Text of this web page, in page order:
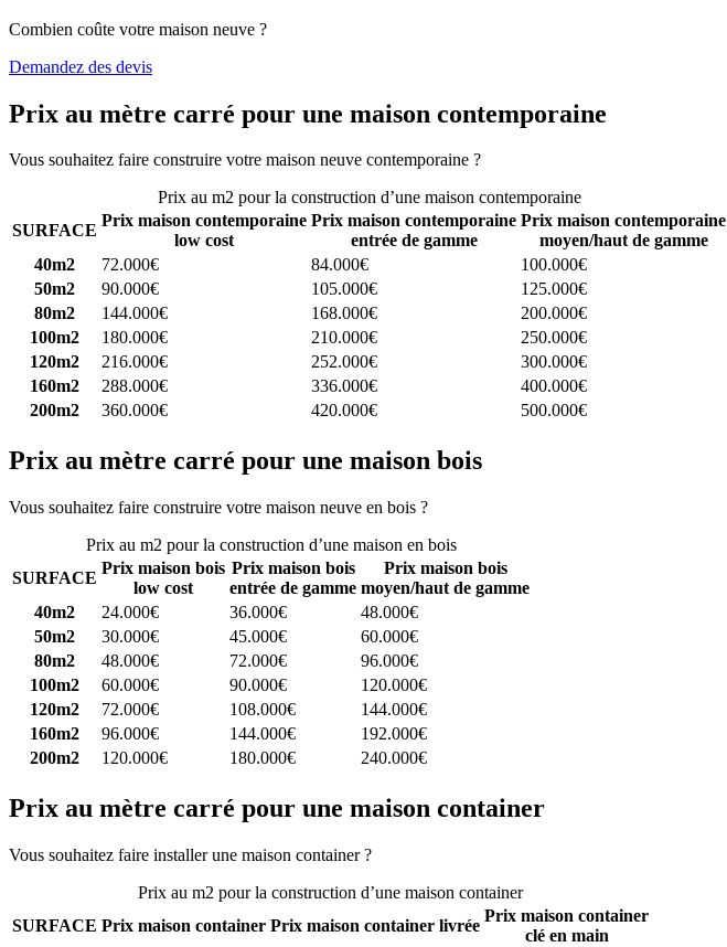
Combien coûte votre maison neuve ?
Demandez des devis
Prix au mètre carré pour une maison contemporaine
Vous souhaitez faire construire votre maison neuve contemporaine ?
Prix au m2 pour la construction d’une maison contemporaine
SURFACE
Prix maison contemporaine
low cost
Prix maison contemporaine
entrée de gamme
Prix maison contemporaine
moyen/haut de gamme
40m2
72.000€ 84.000€
100.000€
50m2
90.000€ 105.000€
125.000€
80m2
144.000€ 168.000€
200.000€
100m2
180.000€ 210.000€
250.000€
120m2
216.000€ 252.000€
300.000€
160m2
288.000€ 336.000€
400.000€
200m2
360.000€ 420.000€ 500.000€
Prix au mètre carré pour une maison bois
Vous souhaitez faire construire votre maison neuve en bois ?
Prix au m2 pour la construction d’une maison en bois
SURFACE
Prix maison bois
low cost
Prix maison bois
entrée de gamme
Prix maison bois
moyen/haut de gamme
40m2
24.000€ 36.000€
48.000€
50m2
30.000€ 45.000€
60.000€
80m2
48.000€ 72.000€
96.000€
100m2
60.000€ 90.000€
120.000€
120m2
72.000€ 108.000€
144.000€
160m2
96.000€ 144.000€
192.000€
200m2
120.000€ 180.000€ 240.000€
Prix au mètre carré pour une maison container
Vous souhaitez faire installer une maison container ?
Prix au m2 pour la construction d’une maison container
SURFACE Prix maison container Prix maison container livrée
Prix maison container
clé en main